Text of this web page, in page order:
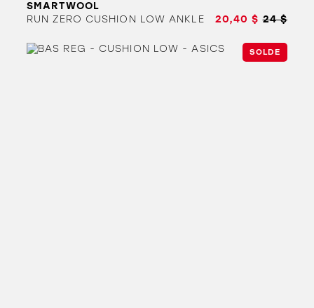
SMARTWOOL
RUN ZERO CUSHION LOW ANKLE
20,40 $ 24 $
SOLDE